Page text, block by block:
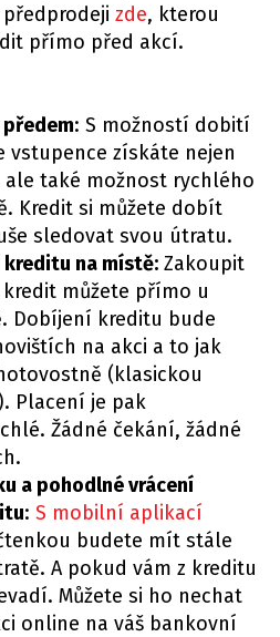
zde, kterou
přímo před akcí.
: S možností dobití
vstupence získáte nejen
také možnost rychlého
Kredit si můžete dobít
sledovat svou útratu.
na místě: Zakoupit
můžete přímo u
Dobíjení kreditu bude
na akci a to jak
(klasickou
Placení je pak
Žádné čekání, žádné
a pohodlné vrácení
: S mobilní aplikací
budete mít stále
A pokud vám z kreditu
Můžete si ho nechat
online na váš bankovní